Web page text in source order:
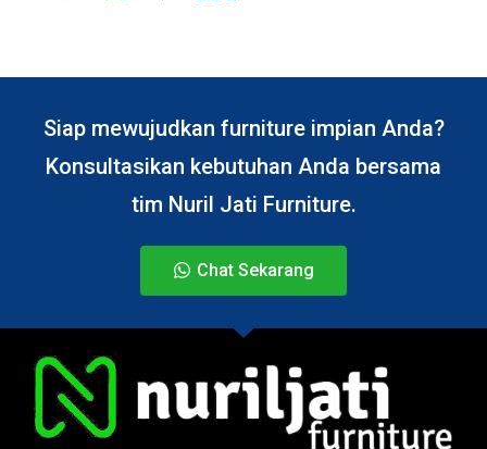
Siap mewujudkan furniture impian Anda?
Konsultasikan kebutuhan Anda bersama
tim Nuril Jati Furniture.
Chat Sekarang